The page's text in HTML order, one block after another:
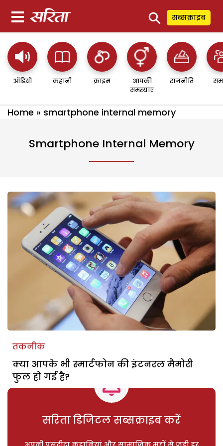
⚲ सब्सक्राइब
ऑडियो कहानी क्राइम
आपकी
समस्याएं
राजनीति
Home » smartphone internal memory
Smartphone Internal Memory
तकनीक
क्या आपके भी स्मार्टफोन की इंटनरल मैमोरी
फुल हो गई है?
सरिता डिजिटल सब्सक्राइब करें